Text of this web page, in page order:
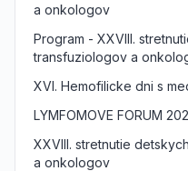
a onkologov
Program - XXVIII.
transfuziologov a
XVI. Hemofilicke dni s
LYMFOMOVE FORUM
XXVIII. stretnutie
a onkologov